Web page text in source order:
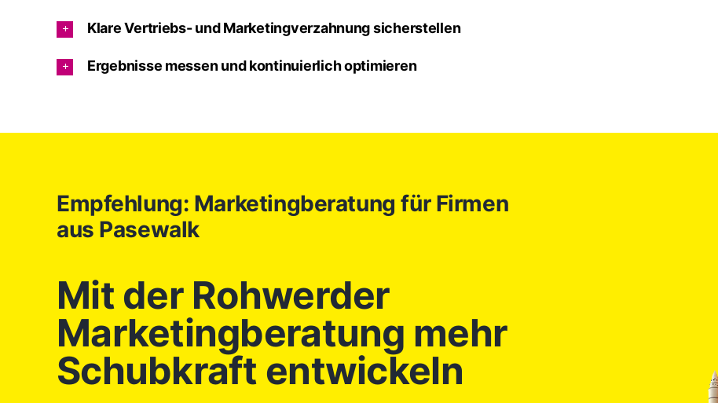
Klare Vertriebs- und Marketingverzahnung sicherstellen
Ergebnisse messen und kontinuierlich optimieren
Empfehlung: Marketingberatung für Firmen
aus Pasewalk
Mit der Rohwerder
Marketingberatung mehr
Schubkraft entwickeln